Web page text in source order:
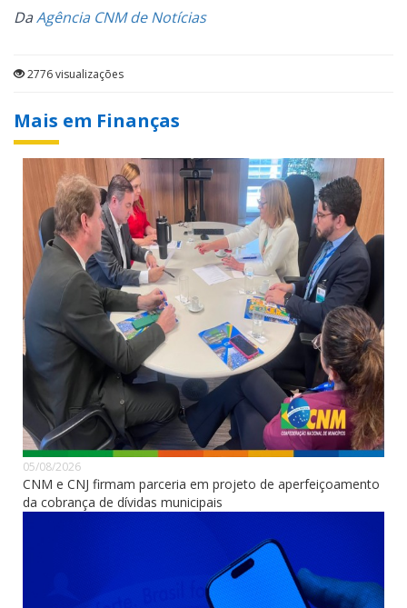
DaAgência CNM de Notícias
2776 visualizações
Mais em Finanças
05/08/2026
CNM e CNJ firmam parceria em projeto de aperfeiçoamento
da cobrança de dívidas municipais